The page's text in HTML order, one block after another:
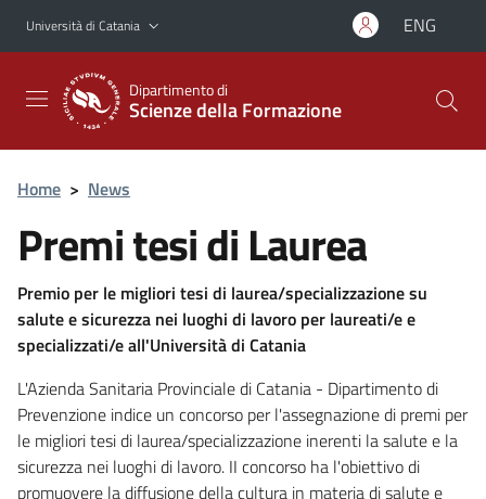
Vai al contenuto principale
Vai al menu di navigazione
Università di Catania ENG
Dipartimento di
Scienze della Formazione
Home > News
Premi tesi di Laurea
Premio per le migliori tesi di laurea/specializzazione su
salute e sicurezza nei luoghi di lavoro per laureati/e e
specializzati/e all'Università di Catania
L'Azienda Sanitaria Provinciale di Catania - Dipartimento di
Prevenzione indice un concorso per l'assegnazione di premi per
le migliori tesi di laurea/specializzazione inerenti la salute e la
sicurezza nei luoghi di lavoro. II concorso ha l'obiettivo di
promuovere la diffusione della cultura in materia di salute e